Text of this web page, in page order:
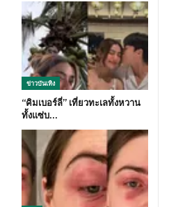
ข่าวบันเทิง
“คิมเบอร์ลี่” เที่ยวทะเลทั้งหวาน
ทั้งแซ่บ…